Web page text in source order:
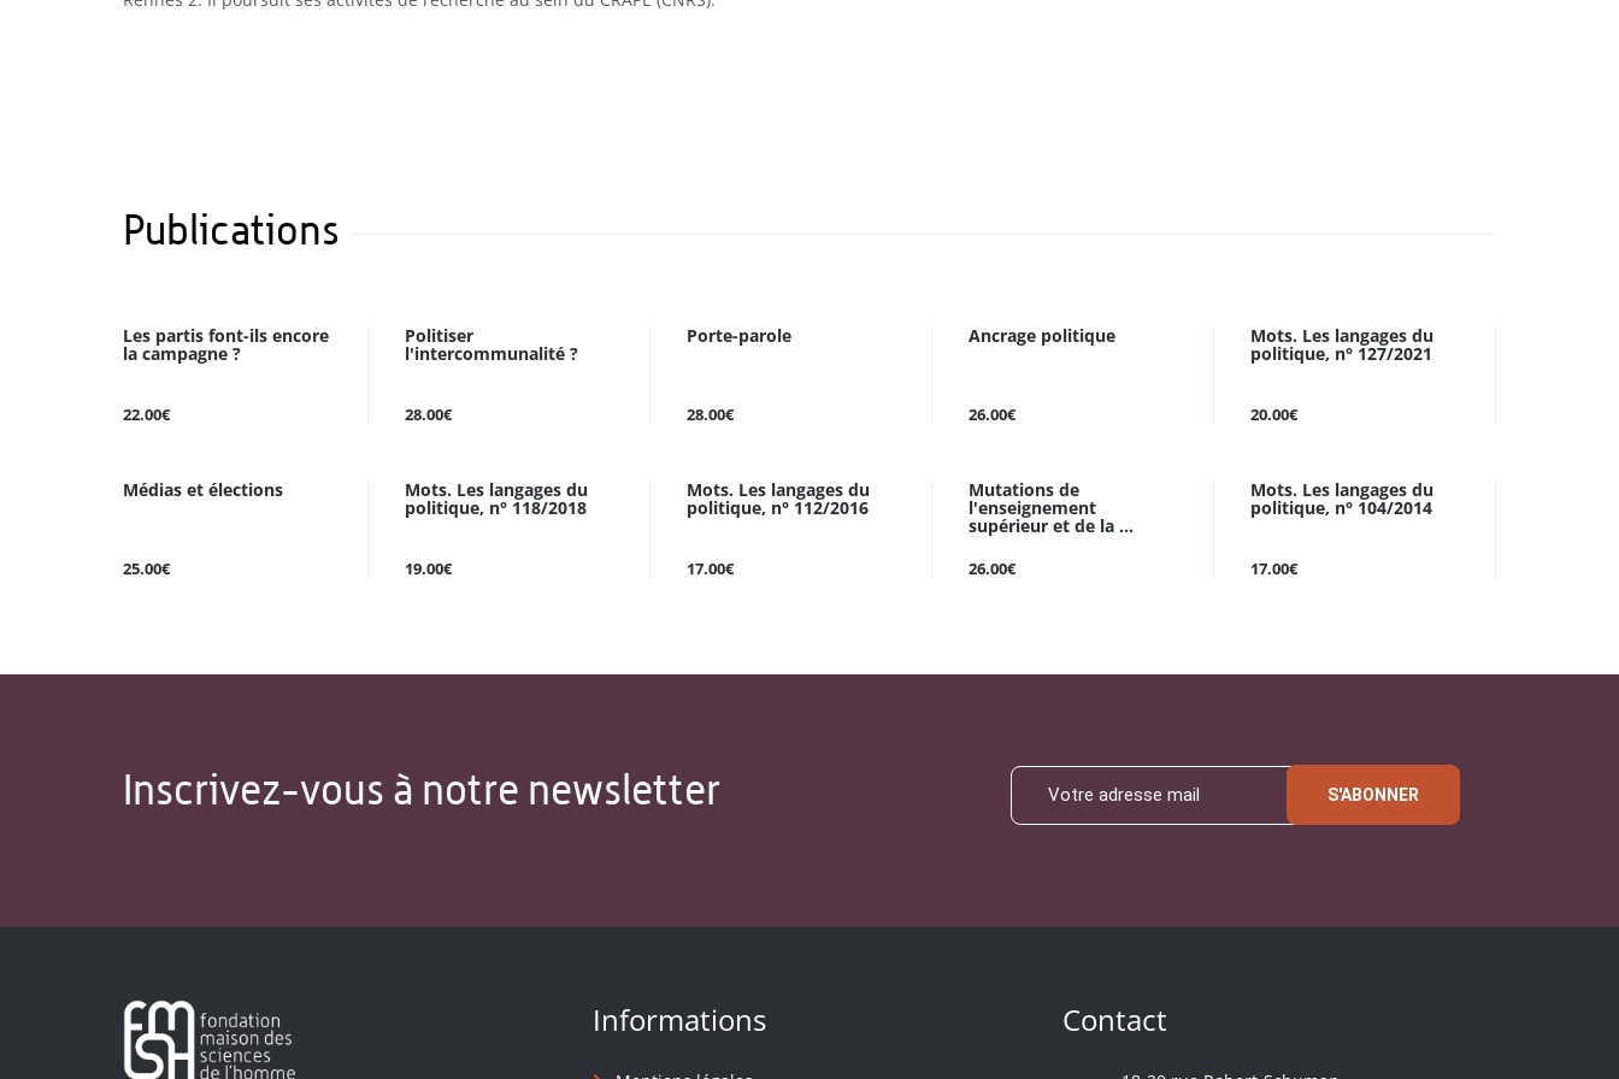
Publications
Les partis font-ils encore
la campagne ?
22.00€
Politiser
l'intercommunalité ?
28.00€
Porte-parole
28.00€
Ancrage politique
26.00€
Mots. Les langages du
politique, n° 127/2021
20.00€
Médias et élections
25.00€
Mots. Les langages du
politique, n° 118/2018
19.00€
Mots. Les langages du
politique, n° 112/2016
17.00€
Mutations de
l'enseignement
supérieur et de la ...
26.00€
Mots. Les langages du
politique, n° 104/2014
17.00€
Inscrivez-vous à notre newsletter S'ABONNER
Informations Contact